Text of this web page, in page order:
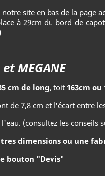
site en bas de la page
à 29cm du bord de
et MEGANE
cm de long, toit 163cm ou
de 7,8 cm et l'écart entre
(consultez les conseils
dimensions ou une
bouton "Devis"